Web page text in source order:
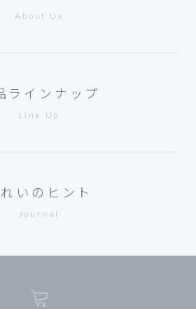
About Us
ラインナップ
Line Up
いのヒント
Journal